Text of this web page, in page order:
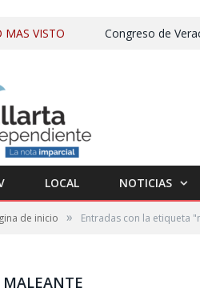
MAS VISTO
LOCAL NOTICIAS
de inicio » Entradas con la etiqueta
MALEANTE